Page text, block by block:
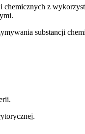
z
substancji